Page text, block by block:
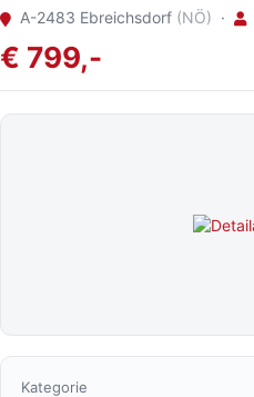
A-2483 Ebreichsdorf (NÖ) ·
€ 799,-
Kategorie